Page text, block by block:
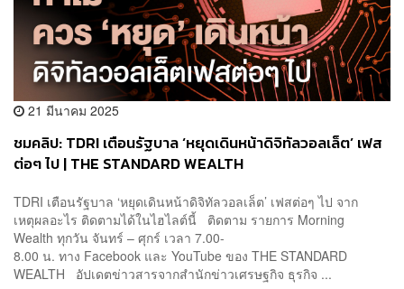
21 มีนาคม 2025
ชมคลิป: TDRI เตือนรัฐบาล ‘หยุดเดินหน้าดิจิทัลวอลเล็ต’ เฟส
ต่อๆ ไป | THE STANDARD WEALTH
TDRI เตือนรัฐบาล ‘หยุดเดินหน้าดิจิทัลวอลเล็ต’ เฟสต่อๆ ไป จาก
เหตุผลอะไร ติดตามได้ในไฮไลต์นี้ ติดตาม รายการ Morning
Wealth ทุกวัน จันทร์ – ศุกร์ เวลา 7.00-
8.00 น. ทาง Facebook และ YouTube ของ THE STANDARD
WEALTH อัปเดตข่าวสารจากสำนักข่าวเศรษฐกิจ ธุรกิจ ...